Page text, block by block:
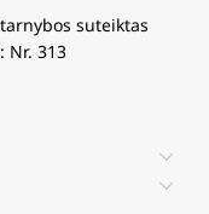
suteiktas
Nr. 313